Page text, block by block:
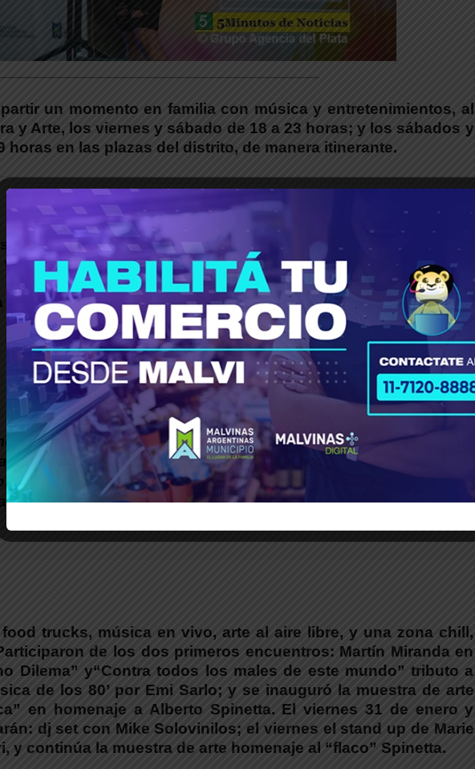
un momento en familia con música y entretenimientos, al
y Arte, los viernes y sábado de 18 a 23 horas; y los sábados y
horas en las plazas del distrito, de manera itinerante.
Argentinas ofrece dos grandes propuestas recreativas y
dentro del distrito: Experiencia CCA y Malvinas Tour. En
pueden compartir un momento, relajarse y escuchar
libre y gratuita.
a vivirse la Experiencia CCA, “un espacio para que la
a los vecinos durante los viernes y sábados hasta que
de 18 a 23 horas en la Casa Cultura y Arte (CCA) ubicada en
Argentinas.
trucks, música en vivo, arte al aire libre, y una zona chill,
de los dos primeros encuentros: Martín Miranda en
Dilema” y“Contra todos los males de este mundo” tributo a
de los 80’ por Emi Sarlo; y se inauguró la muestra de arte
en homenaje a Alberto Spinetta. El viernes 31 de enero y
dj set con Mike Solovinilos; el viernes el stand up de Marie
y continúa la muestra de arte homenaje al “flaco” Spinetta.